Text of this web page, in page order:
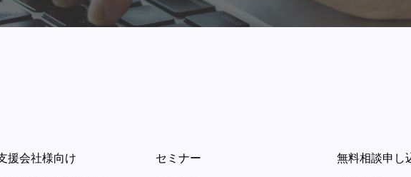
援会社様向け セミナー 無料相談申し